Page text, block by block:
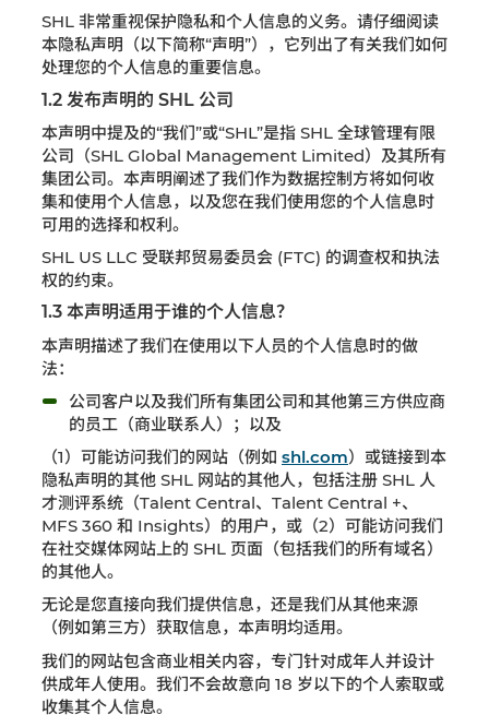
SHL 非常重视保护隐私和个人信息的义务。请仔细阅读
本隐私声明（以下简称“声明”），它列出了有关我们如何
处理您的个人信息的重要信息。
1.2 发布声明的 SHL 公司
本声明中提及的“我们”或“SHL”是指 SHL 全球管理有限
公司（SHL Global Management Limited）及其所有
集团公司。本声明阐述了我们作为数据控制方将如何收
集和使用个人信息，以及您在我们使用您的个人信息时
可用的选择和权利。
SHL US LLC 受联邦贸易委员会 (FTC) 的调查权和执法
权的约束。
1.3 本声明适用于谁的个人信息？
本声明描述了我们在使用以下人员的个人信息时的做
法：
公司客户以及我们所有集团公司和其他第三方供应商
的员工（商业联系人）；以及
（1）可能访问我们的网站（例如 shl.com）或链接到本
隐私声明的其他 SHL 网站的其他人，包括注册 SHL 人
才测评系统（Talent Central、Talent Central +、
MFS 360 和 Insights）的用户，或（2）可能访问我们
在社交媒体网站上的 SHL 页面（包括我们的所有域名）
的其他人。
无论是您直接向我们提供信息，还是我们从其他来源
（例如第三方）获取信息，本声明均适用。
我们的网站包含商业相关内容，专门针对成年人并设计
供成年人使用。我们不会故意向 18 岁以下的个人索取或
收集其个人信息。